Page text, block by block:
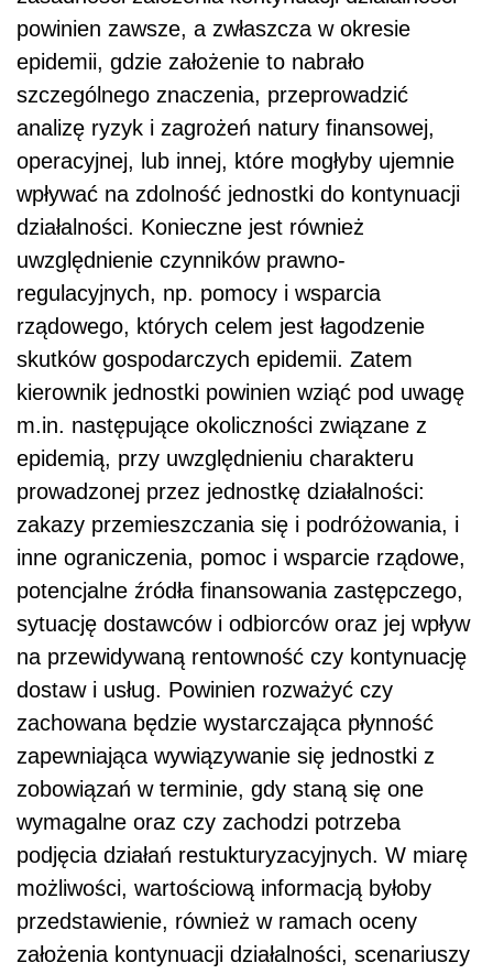
powinien zawsze, a zwłaszcza w okresie
epidemii, gdzie założenie to nabrało
szczególnego znaczenia, przeprowadzić
analizę ryzyk i zagrożeń natury finansowej,
operacyjnej, lub innej, które mogłyby ujemnie
wpływać na zdolność jednostki do kontynuacji
działalności. Konieczne jest również
uwzględnienie czynników prawno-
regulacyjnych, np. pomocy i wsparcia
rządowego, których celem jest łagodzenie
skutków gospodarczych epidemii. Zatem
kierownik jednostki powinien wziąć pod uwagę
m.in. następujące okoliczności związane z
epidemią, przy uwzględnieniu charakteru
prowadzonej przez jednostkę działalności:
zakazy przemieszczania się i podróżowania, i
inne ograniczenia, pomoc i wsparcie rządowe,
potencjalne źródła finansowania zastępczego,
sytuację dostawców i odbiorców oraz jej wpływ
na przewidywaną rentowność czy kontynuację
dostaw i usług. Powinien rozważyć czy
zachowana będzie wystarczająca płynność
zapewniająca wywiązywanie się jednostki z
zobowiązań w terminie, gdy staną się one
wymagalne oraz czy zachodzi potrzeba
podjęcia działań restukturyzacyjnych. W miarę
możliwości, wartościową informacją byłoby
przedstawienie, również w ramach oceny
założenia kontynuacji działalności, scenariuszy